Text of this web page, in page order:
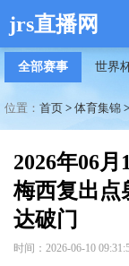
jrs直播网
全部赛事 世界
位置： 首页 > 体育集锦 >
2026年06
梅西复出点
达破门
时间：2026-06-10